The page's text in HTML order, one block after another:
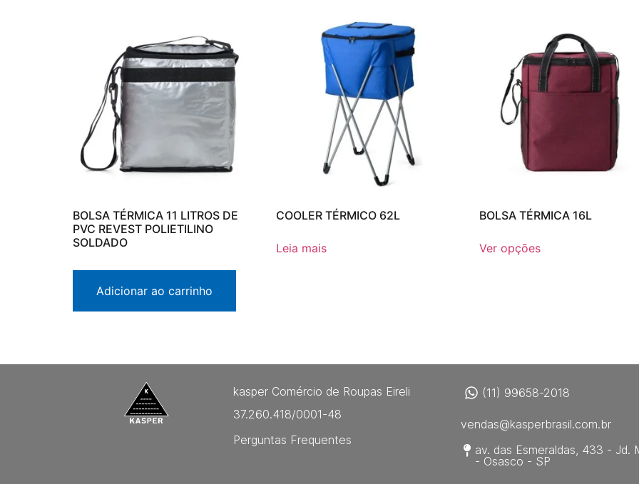
BOLSA TÉRMICA 11 LITROS DE
PVC REVEST POLIETILINO
SOLDADO
Adicionar ao carrinho
COOLER TÉRMICO 62L
Leia mais
BOLSA TÉRMICA 16L
Ver opções
kasper Comércio de Roupas Eireli
37.260.418/0001-48
Perguntas Frequentes
(11) 99658-2018
vendas@kasperbrasil.com.br
av. das Esmeraldas, 433 - Jd.
- Osasco - SP